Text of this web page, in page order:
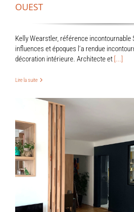
OUEST
Kelly Wearstler, référence incontournable
influences et époques l’a rendue
décoration intérieure. Architecte et [...]
Lire la suite